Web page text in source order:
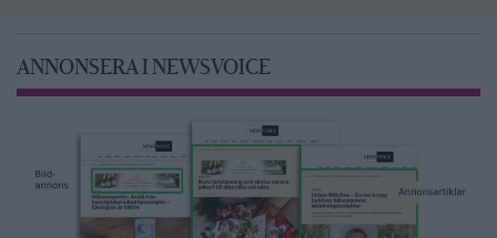
ANNONSERA I NEWSVOICE